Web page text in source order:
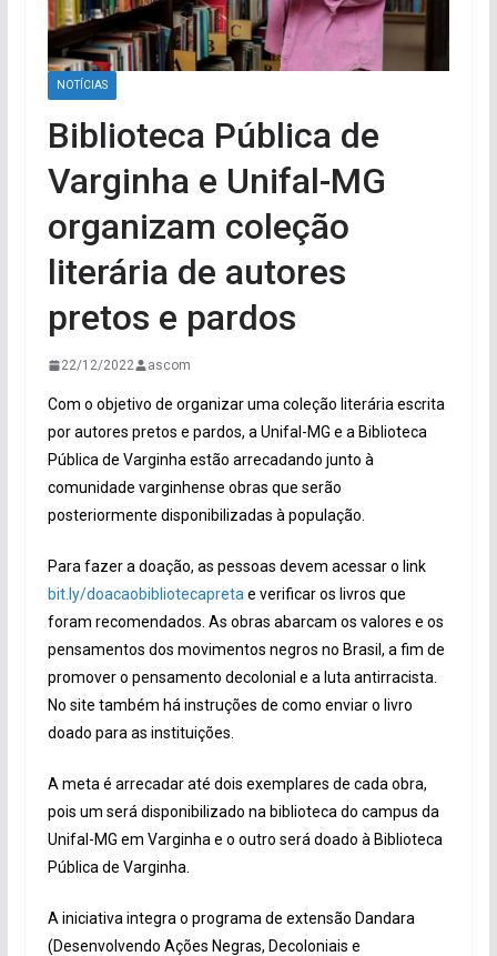
NOTÍCIAS
Biblioteca Pública de
Varginha e Unifal-MG
organizam coleção
literária de autores
pretos e pardos
22/12/2022 ascom
Com o objetivo de organizar uma coleção literária escrita
por autores pretos e pardos, a Unifal-MG e a Biblioteca
Pública de Varginha estão arrecadando junto à
comunidade varginhense obras que serão
posteriormente disponibilizadas à população.
Para fazer a doação, as pessoas devem acessar o link
bit.ly/doacaobibliotecapreta e verificar os livros que
foram recomendados. As obras abarcam os valores e os
pensamentos dos movimentos negros no Brasil, a fim de
promover o pensamento decolonial e a luta antirracista.
No site também há instruções de como enviar o livro
doado para as instituições.
A meta é arrecadar até dois exemplares de cada obra,
pois um será disponibilizado na biblioteca do campus da
Unifal-MG em Varginha e o outro será doado à Biblioteca
Pública de Varginha.
A iniciativa integra o programa de extensão Dandara
(Desenvolvendo Ações Negras, Decoloniais e